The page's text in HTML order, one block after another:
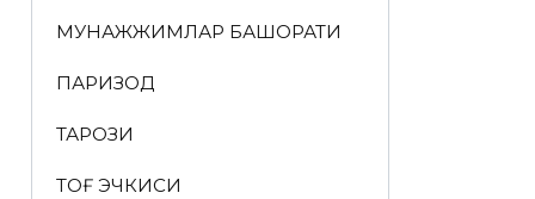
МУНАЖЖИМЛАР БАШОРАТИ
ПАРИЗОД
ТАРОЗИ
ТОҒ ЭЧКИСИ